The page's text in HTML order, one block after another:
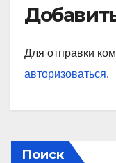
Для отправки
авторизоваться.
Поиск